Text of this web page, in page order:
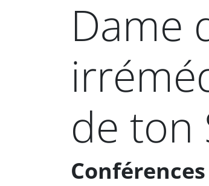
Dame
de ton